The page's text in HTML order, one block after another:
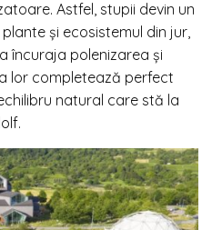
Astfel, stupii devin un
și ecosistemul din jur,
încuraja polenizarea și
lor completează perfect
natural care stă la